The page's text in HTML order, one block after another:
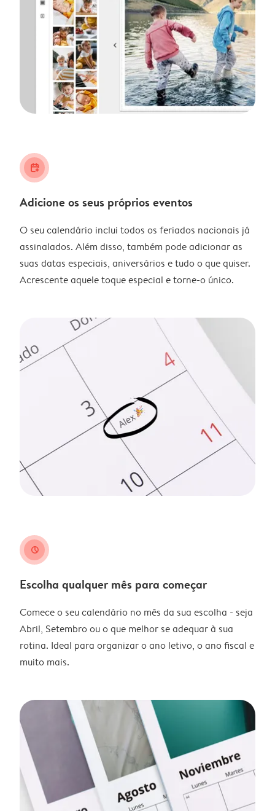
calendar_plus
Adicione os seus próprios eventos
O seu calendário inclui todos os feriados nacionais já
assinalados. Além disso, também pode adicionar as
suas datas especiais, aniversários e tudo o que quiser.
Acrescente aquele toque especial e torne-o único.
clock
Escolha qualquer mês para começar
Comece o seu calendário no mês da sua escolha - seja
Abril, Setembro ou o que melhor se adequar à sua
rotina. Ideal para organizar o ano letivo, o ano fiscal e
muito mais.